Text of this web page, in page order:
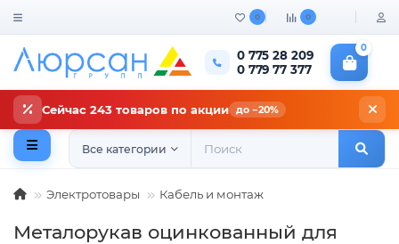
0 0
0 775 28 209
0 779 77 377
0
Сейчас 243 товаров по акции до −20%
Все категории
Электротовары Кабель и монтаж
Металорукав оцинкованный для